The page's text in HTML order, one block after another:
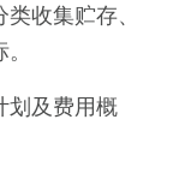
收集贮存、
划及费用概